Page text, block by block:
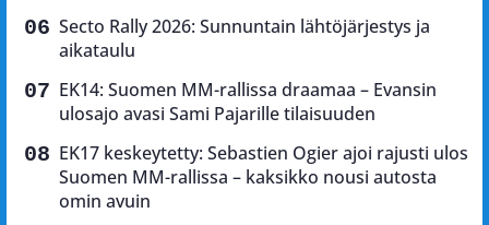
Secto Rally 2026: Sunnuntain lähtöjärjestys ja
aikataulu
EK14: Suomen MM-rallissa draamaa – Evansin
ulosajo avasi Sami Pajarille tilaisuuden
EK17 keskeytetty: Sebastien Ogier ajoi rajusti ulos
Suomen MM-rallissa – kaksikko nousi autosta
omin avuin